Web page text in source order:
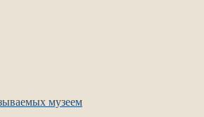
музеем